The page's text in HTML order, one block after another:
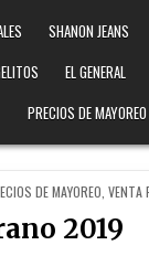
SHANON JEANS
EL GENERAL
PRECIOS DE MAYOREO
DE MAYOREO VENTA
2019